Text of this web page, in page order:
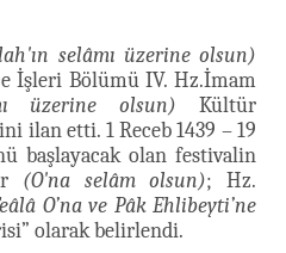
selâmı üzerine olsun)
İşleri Bölümü IV. Hz.İmam
üzerine olsun) Kültür
ilan etti. 1 Receb 1439 – 19
başlayacak olan festivalin
(O'na selâm olsun); Hz.
O’na ve Pâk Ehlibeyti’ne
olarak belirlendi.